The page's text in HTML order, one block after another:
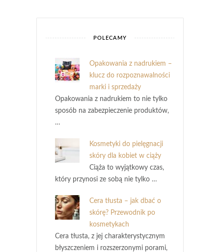
POLECAMY
Opakowania z nadrukiem –
klucz do rozpoznawalności
marki i sprzedaży
Opakowania z nadrukiem to nie tylko
sposób na zabezpieczenie produktów,
…
Kosmetyki do pielęgnacji
skóry dla kobiet w ciąży
Ciąża to wyjątkowy czas,
który przynosi ze sobą nie tylko …
Cera tłusta – jak dbać o
skórę? Przewodnik po
kosmetykach
Cera tłusta, z jej charakterystycznym
błyszczeniem i rozszerzonymi porami,